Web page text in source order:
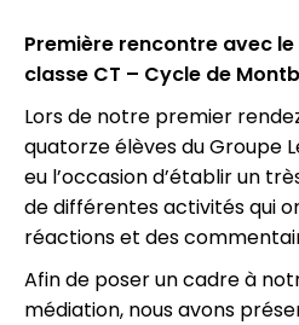
Première rencontre avec
classe CT – Cycle de
Lors de notre premier
quatorze élèves du Groupe
eu l’occasion d’établir un
de différentes activités qui
réactions et des
Afin de poser un cadre à
médiation, nous avons